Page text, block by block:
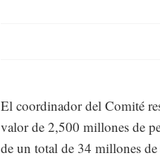
El coordinador del Comité
valor de 2,500 millones de
de un total de 34 millones